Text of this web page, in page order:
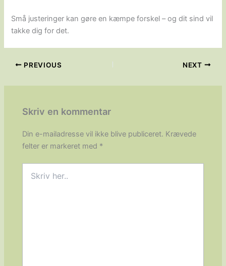
Små justeringer kan gøre en kæmpe forskel – og dit sind vil
takke dig for det.
PREVIOUS NEXT
Skriv en kommentar
Din e-mailadresse vil ikke blive publiceret. Krævede
felter er markeret med *
her..